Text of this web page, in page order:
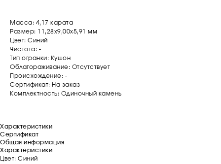
Масса: 4,17 карата
Размер: 11,28х9,00х5,91 мм
Цвет: Синий
Чистота: -
Тип огранки: Кушон
Облагораживание: Отсутствует
Происхождение: -
Сертификат: На заказ
Комплектность: Одиночный камень
Характеристики
Сертификат
Общая информация
Характеристики
Цвет: Синий